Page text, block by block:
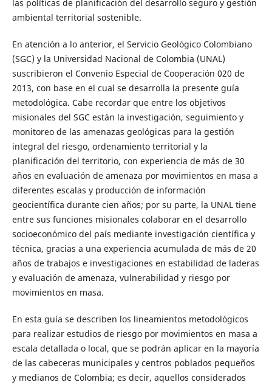
las políticas de planificación del desarrollo seguro y gestión
ambiental territorial sostenible.
En atención a lo anterior, el Servicio Geológico Colombiano
(SGC) y la Universidad Nacional de Colombia (UNAL)
suscribieron el Convenio Especial de Cooperación 020 de
2013, con base en el cual se desarrolla la presente guía
metodológica. Cabe recordar que entre los objetivos
misionales del SGC están la investigación, seguimiento y
monitoreo de las amenazas geológicas para la gestión
integral del riesgo, ordenamiento territorial y la
planificación del territorio, con experiencia de más de 30
años en evaluación de amenaza por movimientos en masa a
diferentes escalas y producción de información
geocientífica durante cien años; por su parte, la UNAL tiene
entre sus funciones misionales colaborar en el desarrollo
socioeconómico del país mediante investigación científica y
técnica, gracias a una experiencia acumulada de más de 20
años de trabajos e investigaciones en estabilidad de laderas
y evaluación de amenaza, vulnerabilidad y riesgo por
movimientos en masa.
En esta guía se describen los lineamientos metodológicos
para realizar estudios de riesgo por movimientos en masa a
escala detallada o local, que se podrán aplicar en la mayoría
de las cabeceras municipales y centros poblados pequeños
y medianos de Colombia; es decir, aquellos considerados